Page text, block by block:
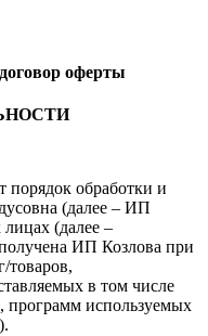
оферты
порядок обработки и
(далее – ИП
(далее –
ИП Козлова при
товаров,
в том числе
программ используемых